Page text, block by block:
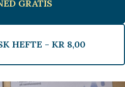
GRATIS
HEFTE - KR 8,00